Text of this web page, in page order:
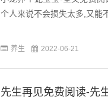
个人来说不会损失太多,又能
养生 2022-06-21
先生再见免费阅读-先